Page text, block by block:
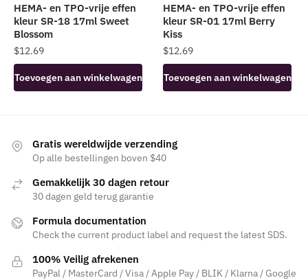
HEMA- en TPO-vrije effen
kleur SR-18 17ml Sweet
Blossom
$12.69
Toevoegen aan winkelwagen
HEMA- en TPO-vrije effen
kleur SR-01 17ml Berry
Kiss
$12.69
Toevoegen aan winkelwagen
Gratis wereldwijde verzending
Op alle bestellingen boven $40
Gemakkelijk 30 dagen retour
30 dagen geld terug garantie
Formula documentation
Check the current product label and request the latest SDS.
100% Veilig afrekenen
PayPal / MasterCard / Visa / Apple Pay / BLIK / Klarna / Google